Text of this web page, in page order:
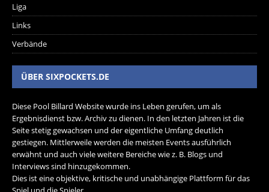
Liga
Links
Verbände
ÜBER SIXPOCKETS.DE
Diese Pool Billard Website wurde ins Leben gerufen, um als
Ergebnisdienst bzw. Archiv zu dienen. In den letzten Jahren ist die
Seite stetig gewachsen und der eigentliche Umfang deutlich
gestiegen. Mittlerweile werden die meisten Events ausführlich
erwähnt und auch viele weitere Bereiche wie z. B. Blogs und
Interviews sind hinzugekommen.
Dies ist eine objektive, kritische und unabhängige Plattform für das